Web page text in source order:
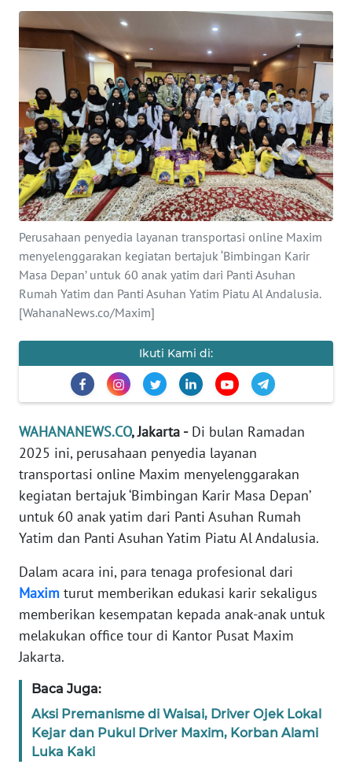
Perusahaan penyedia layanan transportasi online Maxim
menyelenggarakan kegiatan bertajuk ‘Bimbingan Karir
Masa Depan’ untuk 60 anak yatim dari Panti Asuhan
Rumah Yatim dan Panti Asuhan Yatim Piatu Al Andalusia.
[WahanaNews.co/Maxim]
Ikuti Kami di:
WAHANANEWS.CO, Jakarta -Di bulan Ramadan
2025 ini, perusahaan penyedia layanan
transportasi online Maxim menyelenggarakan
kegiatan bertajuk ‘Bimbingan Karir Masa Depan’
untuk 60 anak yatim dari Panti Asuhan Rumah
Yatim dan Panti Asuhan Yatim Piatu Al Andalusia.
Dalam acara ini, para tenaga profesional dari
Maxim turut memberikan edukasi karir sekaligus
memberikan kesempatan kepada anak-anak untuk
melakukan office tour di Kantor Pusat Maxim
Jakarta.
Baca Juga:
Aksi Premanisme di Waisai, Driver Ojek Lokal
Kejar dan Pukul Driver Maxim, Korban Alami
Luka Kaki
SAINS-TEKNO
KESEHATAN
INTERNASIONAL
SERBA-SERBI
PENDIDIKAN
OLAHRAGA
OPINI
EDITORIAL
KONTAK
KAMI
INFO
TENTANG
KAMI
PEDOMAN
MEDIA
SIBER
KARIR